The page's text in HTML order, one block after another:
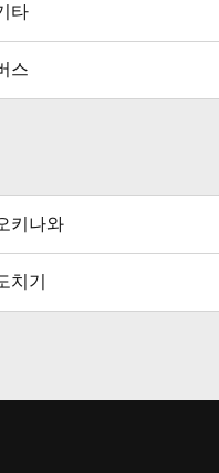
타
스
키나와
치기